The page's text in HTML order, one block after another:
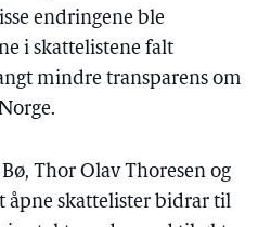
endringene ble
i skattelistene falt
mindre transparens om
Thor Olav Thoresen og
åpne skattelister bidrar til